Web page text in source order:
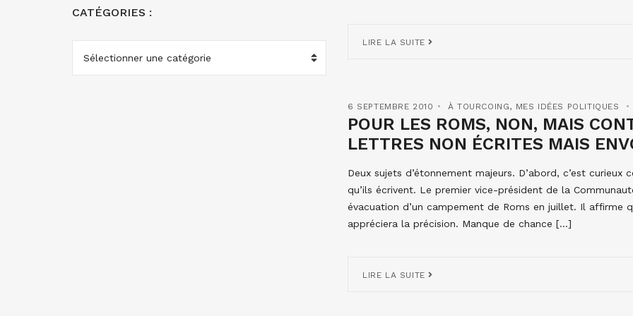
LIRE LA SUITE
6 SEPTEMBRE 2010 À TOURCOING, MES IDÉES POLITIQUES
POUR LES ROMS, NON, MAIS
LETTRES NON ÉCRITES MAIS
Deux sujets d’étonnement majeurs. D’abord, c’est
qu’ils écrivent. Le premier vice-président de la
évacuation d’un campement de Roms en juillet. Il affirme
appréciera la précision. Manque de chance […]
LIRE LA SUITE
CATÉGORIES :
CATÉGORIES